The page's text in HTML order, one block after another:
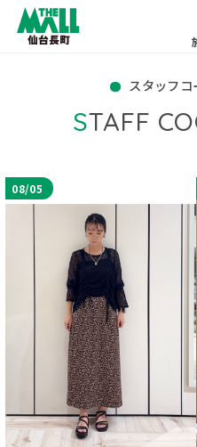
スタッフコ
STAFF
08/05